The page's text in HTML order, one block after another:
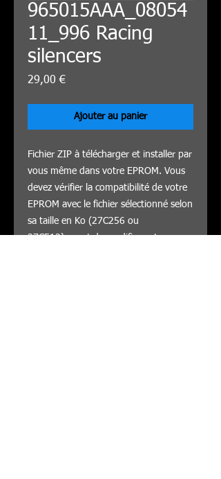
965015AAA_08054
11_996 Racing
silencers
29,00 €Prix
Ajouter au panier
Fichier ZIP à télécharger et installer par
vous même dans votre EPROM. Vous
devez vérifier la compatibilité de votre
EPROM avec le fichier sélectionné selon
sa taille en Ko (27C256 ou
27C512) avant de modifier votre